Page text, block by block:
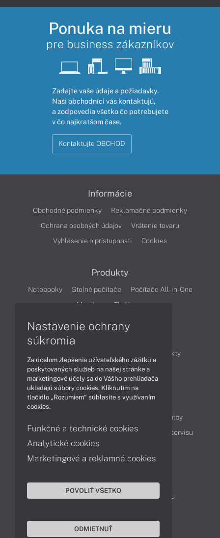
Ponuka na mieru
pre business zákazníkov
Zadajte vaše údaje a požiadavky.
Naši obchodníci vás kontaktujú,
a zodpovedia všetko čo potrebujete
v čo najkratšom čase.
Kontaktujte OBCHOD
Informácie
Obchodné podmienky
Reklamačné podmienky
Ochrana osobných údajov
Vrátenie tovaru
Vyhlásenie o prístupnosti
Cookies
Produkty
Notebooky Stolné počítače
Počítače All-in-One
Monitory
Tlačiarne
Produkty
Technológie
Videá
Obsah
Možnosti doručenia a platby
Podpora a servis
Servisné služby Cenník servisu
Kontakty
043 4224 771
Obchodné oddelenie
Reklamácia tovaru
Nastavenie ochrany
súkromia
Za účelom zlepšenia užívateľského zážitku a
poskytovaných služieb na našej stránke a
marketingové účely sa do Vášho prehliadača
ukladajú súbory cookies. Kliknutím na
tlačidlo „Rozumiem“ súhlasíte s využívaním
cookies.
Funkčné a technické cookies
Analytické cookies
Marketingové a reklamné cookies
POVOLIŤ VŠETKO
ODMIETNUŤ